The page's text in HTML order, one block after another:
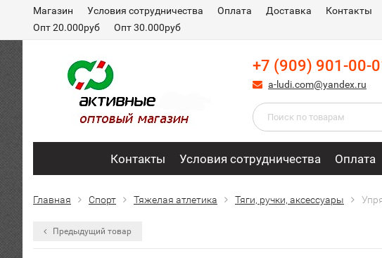
Магазин Условия сотрудничества Оплата Доставка Контакты
Опт 20.000руб
Опт 30.000руб
+7 (909) 901-00-
a-ludi.com@yandex.ru
Контакты Условия сотрудничества Оплата
Главная Спорт Тяжелая атлетика Тяги, ручки, аксессуары
Предыдущий товар